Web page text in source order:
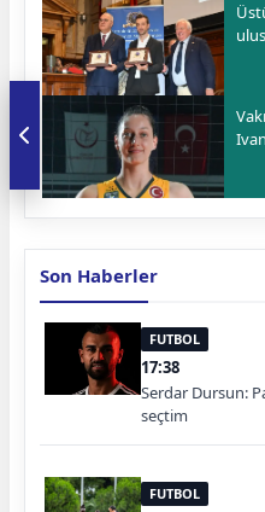
Son Haberler
FUTBOL
17:38
Serdar Dursun:
seçtim
FUTBOL